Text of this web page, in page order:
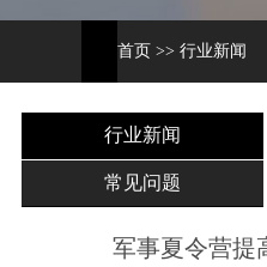
首页 >> 行业新闻
行业新闻
常见问题
军事夏令营提